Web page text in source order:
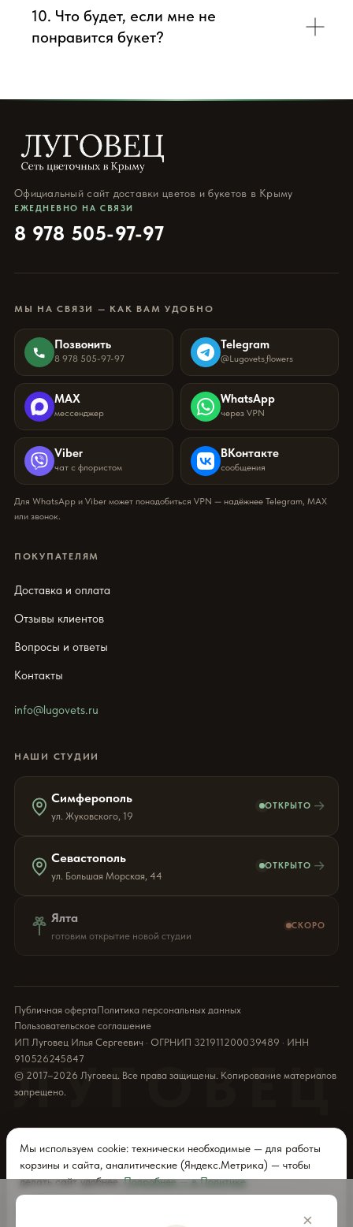
10. Что будет, если мне не
понравится букет?
Официальный сайт доставки цветов и букетов в Крыму
ЕЖЕДНЕВНО НА СВЯЗИ
8 978 505-97-97
МЫ НА СВЯЗИ — КАК ВАМ УДОБНО
Позвонить
8 978 505-97-97
Telegram
@Lugovets_flowers
MAX
мессенджер
WhatsApp
через VPN
Viber
чат с флористом
ВКонтакте
сообщения
Для WhatsApp и Viber может понадобиться VPN — надёжнее Telegram, MAX
или звонок.
ПОКУПАТЕЛЯМ
Доставка и оплата
Отзывы клиентов
Вопросы и ответы
Контакты
info@lugovets.ru
НАШИ СТУДИИ
Симферополь
ул. Жуковского, 19
ОТКРЫТО →
Севастополь
ул. Большая Морская, 44
ОТКРЫТО →
Ялта
готовим открытие новой студии
СКОРО
Публичная офертаПолитика персональных данных
Пользовательское соглашение
ИП Луговец Илья Сергеевич · ОГРНИП 321911200039489 · ИНН
910526245847
© 2017–2026 Луговец. Все права защищены. Копирование материалов
запрещено.
ЛУГОВЕЦ
Мы используем cookie: технически необходимые — для работы
корзины и сайта, аналитические (Яндекс.Метрика) — чтобы
делать сайт удобнее.Подробнее — в Политике
×